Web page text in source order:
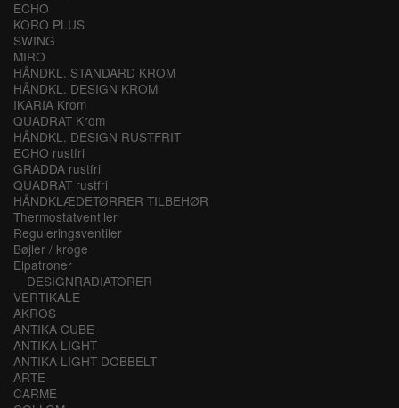
ECHO
KORO PLUS
SWING
MIRO
HÅNDKL. STANDARD KROM
HÅNDKL. DESIGN KROM
IKARIA Krom
QUADRAT Krom
HÅNDKL. DESIGN RUSTFRIT
ECHO rustfri
GRADDA rustfri
QUADRAT rustfri
HÅNDKLÆDETØRRER TILBEHØR
Thermostatventiler
Reguleringsventiler
Bøjler / kroge
Elpatroner
DESIGNRADIATORER
VERTIKALE
AKROS
ANTIKA CUBE
ANTIKA LIGHT
ANTIKA LIGHT DOBBELT
ARTE
CARME